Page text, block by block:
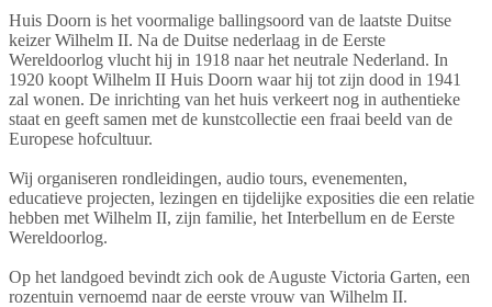
Huis Doorn is het voormalige ballingsoord van de laatste Duitse
keizer Wilhelm II. Na de Duitse nederlaag in de Eerste
Wereldoorlog vlucht hij in 1918 naar het neutrale Nederland. In
1920 koopt Wilhelm II Huis Doorn waar hij tot zijn dood in 1941
zal wonen. De inrichting van het huis verkeert nog in authentieke
staat en geeft samen met de kunstcollectie een fraai beeld van de
Europese hofcultuur.
Wij organiseren rondleidingen, audio tours, evenementen,
educatieve projecten, lezingen en tijdelijke exposities die een relatie
hebben met Wilhelm II, zijn familie, het Interbellum en de Eerste
Wereldoorlog.
Op het landgoed bevindt zich ook de Auguste Victoria Garten, een
rozentuin vernoemd naar de eerste vrouw van Wilhelm II.